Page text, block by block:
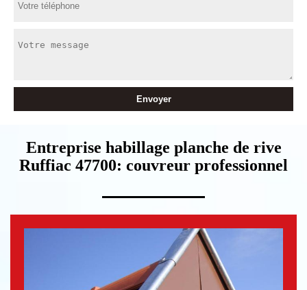
Entreprise habillage planche de rive
Ruffiac 47700: couvreur professionnel